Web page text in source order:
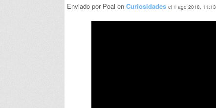
Enviado por Poal en Curiosidades el 1 ago 2018, 11:13